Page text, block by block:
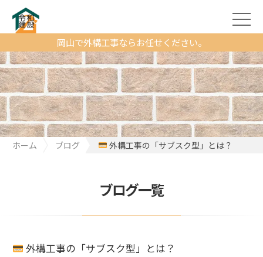
岡山で外構工事ならお任せください。
ホーム ブログ 外構工事の「サブスク型」とは？
ブログ一覧
外構工事の「サブスク型」とは？